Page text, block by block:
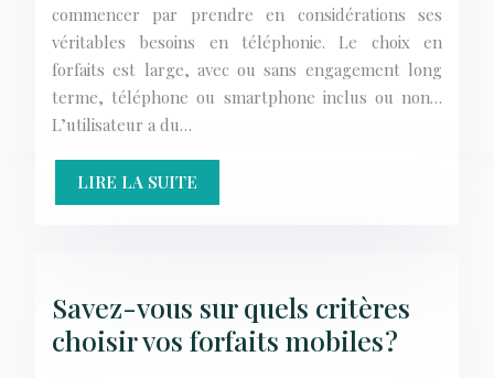
commencer par prendre en considérations ses
véritables besoins en téléphonie. Le choix en
forfaits est large, avec ou sans engagement long
terme, téléphone ou smartphone inclus ou non…
L’utilisateur a du…
LIRE LA SUITE
Savez-vous sur quels critères
choisir vos forfaits mobiles ?